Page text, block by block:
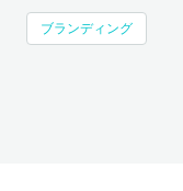
ブランディング